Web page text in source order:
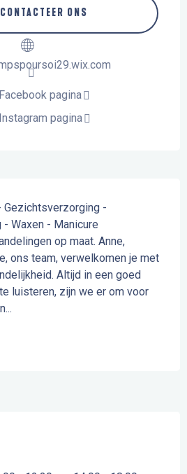
CONTACTEER ONS
Facebook pagina
Instagram pagina
Gezichtsverzorging -
Waxen - Manicure
op maat. Anne,
ons team, verwelkomen je met
Altijd in een goed
luisteren, zijn we er om voor